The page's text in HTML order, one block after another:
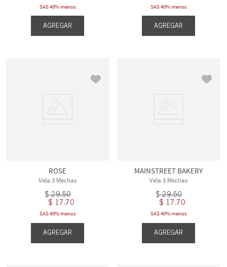
SAS 40% menos
AGREGAR
SAS 40% menos
AGREGAR
ROSE
Vela 3 Mechas
$ 29.50
$ 17.70
SAS 40% menos
AGREGAR
MAINSTREET BAKERY
Vela 3 Mechas
$ 29.50
$ 17.70
SAS 40% menos
AGREGAR